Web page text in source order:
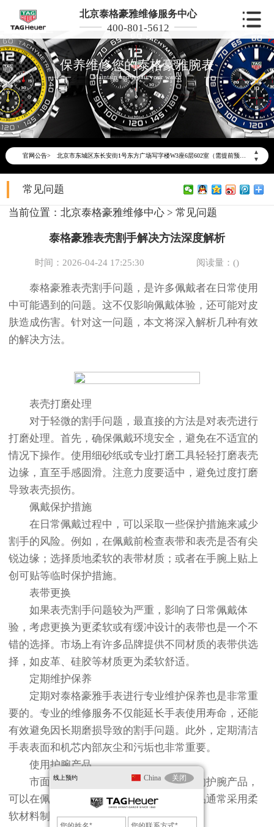
北京泰格豪雅维修服务中心
400-801-5612
保养维修您的泰格豪雅腕表
Maintain and repair your watch
官网公告>
▲
▼
2026年6月泰格豪雅北京市售后服务网络优化升级公告
2026年6月北京市泰格豪雅官方售后客户服务热线：400-801-5612
2026年6月泰格豪雅售后服务中心最新网点地址：
北京市东城区东长安街1号东方广场写字楼W3座6层602室（需提前预约）
北京市朝阳区建国门外大街甲6号华熙国际中心写字楼D座11层1102室（需提前预约）
北京市朝阳区建国门外大街甲6号华熙国际中心D座11层1102室泰格豪雅售后服务中心（需提前预约）
常见问题
当前位置： 北京泰格豪雅维修中心 > 常见问题
泰格豪雅表壳割手解决方法深度解析
时间：2026-04-24 17:25:30 阅读量：()
泰格豪雅表壳割手问题，是许多佩戴者在日常使用
中可能遇到的问题。这不仅影响佩戴体验，还可能对皮
肤造成伤害。针对这一问题，本文将深入解析几种有效
的解决方法。
表壳打磨处理
对于轻微的割手问题，最直接的方法是对表壳进行
打磨处理。首先，确保佩戴环境安全，避免在不适宜的
情况下操作。使用细砂纸或专业打磨工具轻轻打磨表壳
边缘，直至手感圆滑。注意力度要适中，避免过度打磨
导致表壳损伤。
佩戴保护措施
在日常佩戴过程中，可以采取一些保护措施来减少
割手的风险。例如，在佩戴前检查表带和表壳是否有尖
锐边缘；选择质地柔软的表带材质；或者在手腕上贴上
创可贴等临时保护措施。
表带更换
如果表壳割手问题较为严重，影响了日常佩戴体
验，考虑更换为更柔软或有缓冲设计的表带也是一个不
错的选择。市场上有许多品牌提供不同材质的表带供选
择，如皮革、硅胶等材质更为柔软舒适。
定期维护保养
定期对泰格豪雅手表进行专业维护保养也是非常重
要的。专业的维修服务不仅能延长手表使用寿命，还能
有效避免因长期磨损导致的割手问题。此外，定期清洁
手表表面和机芯内部灰尘和污垢也非常重要。
使用护腕产品
市面上还有一些专门为敏感肌肤设计的护腕产品，
可以在佩戴手表时提供额外保护。这些产品通常采用柔
软材料制成，并且具有良好的透气性。
线上预约 China 关闭